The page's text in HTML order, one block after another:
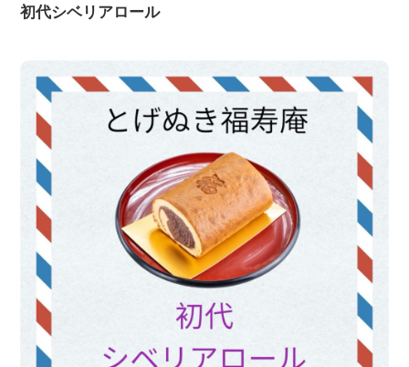
初代シベリアロール